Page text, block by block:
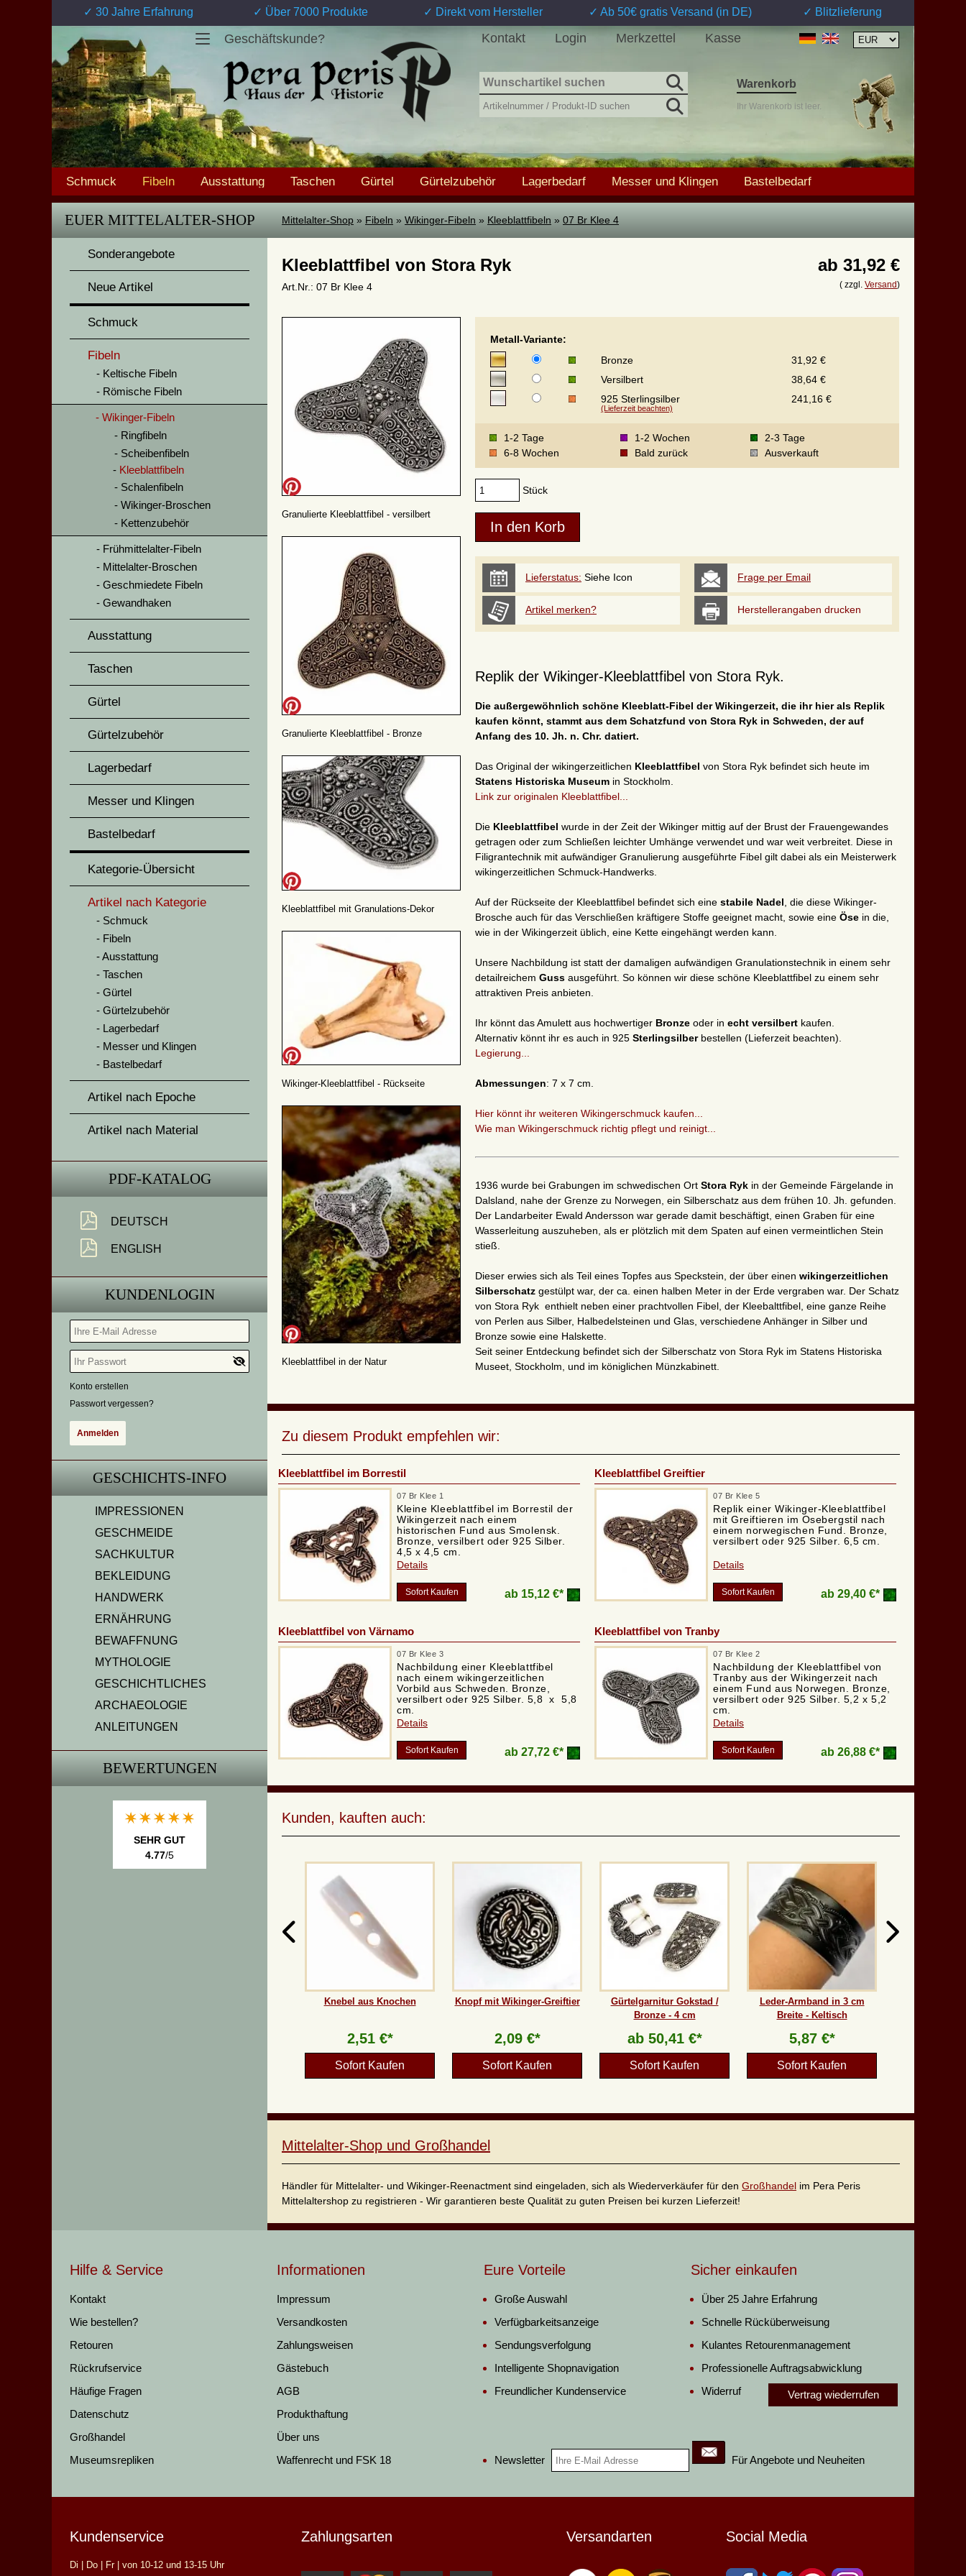
✓ 30 Jahre Erfahrung ✓ Über 7000 Produkte ✓ Direkt vom Hersteller ✓ Ab 50€ gratis Versand (in DE) ✓ Blitzlieferung
Geschäftskunde? Kontakt Login Merkzettel Kasse
Schmuck Fibeln Ausstattung Taschen Gürtel Gürtelzubehör Lagerbedarf Messer und Klingen Bastelbedarf
Warenkorb
Ihr Warenkorb ist leer.
EUER MITTELALTER-SHOP
Sonderangebote
Neue Artikel
Schmuck
Fibeln
Keltische Fibeln
Römische Fibeln
Wikinger-Fibeln
Ringfibeln
Scheibenfibeln
Kleeblattfibeln
Schalenfibeln
Wikinger-Broschen
Kettenzubehör
Frühmittelalter-Fibeln
Mittelalter-Broschen
Geschmiedete Fibeln
Gewandhaken
Ausstattung
Taschen
Gürtel
Gürtelzubehör
Lagerbedarf
Messer und Klingen
Bastelbedarf
Kategorie-Übersicht
Artikel nach Kategorie
Schmuck
Fibeln
Ausstattung
Taschen
Gürtel
Gürtelzubehör
Lagerbedarf
Messer und Klingen
Bastelbedarf
Artikel nach Epoche
Artikel nach Material
PDF-KATALOG
DEUTSCH
ENGLISH
KUNDENLOGIN
Konto erstellen
Passwort vergessen?
GESCHICHTS-INFO
IMPRESSIONEN
GESCHMEIDE
SACHKULTUR
BEKLEIDUNG
HANDWERK
ERNÄHRUNG
BEWAFFNUNG
MYTHOLOGIE
GESCHICHTLICHES
ARCHAEOLOGIE
ANLEITUNGEN
BEWERTUNGEN
SEHR GUT
4.77/5
Mittelalter-Shop » Fibeln » Wikinger-Fibeln » Kleeblattfibeln » 07 Br Klee 4
Kleeblattfibel von Stora Ryk
Art.Nr.: 07 Br Klee 4
ab 31,92 €
( zzgl. Versand)
Granulierte Kleeblattfibel - versilbert
Granulierte Kleeblattfibel - Bronze
Kleeblattfibel mit Granulations-Dekor
Wikinger-Kleeblattfibel - Rückseite
Kleeblattfibel in der Natur
Metall-Variante:
Bronze
31,92 €
Versilbert
38,64 €
925 Sterlingsilber
(Lieferzeit beachten)
241,16 €
1-2 Tage 1-2 Wochen
2-3 Tage
6-8 Wochen
Bald zurück Ausverkauft
Stück
Lieferstatus: Siehe Icon Frage per Email
Artikel merken? Herstellerangaben drucken
Replik der Wikinger-Kleeblattfibel von Stora Ryk.
Die außergewöhnlich schöne Kleeblatt-Fibel der Wikingerzeit, die ihr hier als Replik
kaufen könnt, stammt aus dem Schatzfund von Stora Ryk in Schweden, der auf
Anfang des 10. Jh. n. Chr. datiert.
Das Original der wikingerzeitlichen Kleeblattfibel von Stora Ryk befindet sich heute im
Statens Historiska Museum in Stockholm.
Link zur originalen Kleeblattfibel...
Die Kleeblattfibel wurde in der Zeit der Wikinger mittig auf der Brust der Frauengewandes
getragen oder zum Schließen leichter Umhänge verwendet und war weit verbreitet. Diese in
Filigrantechnik mit aufwändiger Granulierung ausgeführte Fibel gilt dabei als ein Meisterwerk
wikingerzeitlichen Schmuck-Handwerks.
Auf der Rückseite der Kleeblattfibel befindet sich eine stabile Nadel , die diese Wikinger-
Brosche auch für das Verschließen kräftigere Stoffe geeignet macht, sowie eine Öse in die,
wie in der Wikingerzeit üblich, eine Kette eingehängt werden kann.
Unsere Nachbildung ist statt der damaligen aufwändigen Granulationstechnik in einem sehr
detailreichem Guss ausgeführt. So können wir diese schöne Kleeblattfibel zu einem sehr
attraktiven Preis anbieten.
Ihr könnt das Amulett aus hochwertiger Bronze oder in echt versilbert kaufen.
Alternativ könnt ihr es auch in 925 Sterlingsilberbestellen (Lieferzeit beachten).
Legierung...
Abmessungen: 7 x 7 cm.
Hier könnt ihr weiteren Wikingerschmuck kaufen...
Wie man Wikingerschmuck richtig pflegt und reinigt...
1936 wurde bei Grabungen im schwedischen Ort Stora Ryk in der Gemeinde Färgelande in
Dalsland, nahe der Grenze zu Norwegen, ein Silberschatz aus dem frühen 10. Jh. gefunden.
Der Landarbeiter Ewald Andersson war gerade damit beschäftigt, einen Graben für eine
Wasserleitung auszuheben, als er plötzlich mit dem Spaten auf einen vermeintlichen Stein
stieß.
Dieser erwies sich als Teil eines Topfes aus Speckstein, der über einen wikingerzeitlichen
Silberschatz gestülpt war, der ca. einen halben Meter in der Erde vergraben war. Der Schatz
von Stora Ryk enthielt neben einer prachtvollen Fibel, der Kleebalttfibel, eine ganze Reihe
von Perlen aus Silber, Halbedelsteinen und Glas, verschiedene Anhänger in Silber und
Bronze sowie eine Halskette.
Seit seiner Entdeckung befindet sich der Silberschatz von Stora Ryk im Statens Historiska
Museet, Stockholm, und im königlichen Münzkabinett.
Zu diesem Produkt empfehlen wir:
Kleeblattfibel im Borrestil
07 Br Klee 1
Kleine Kleeblattfibel im Borrestil der
Wikingerzeit nach einem
historischen Fund aus Smolensk.
Bronze, versilbert oder 925 Silber.
4,5 x 4,5 cm.
Details
Sofort Kaufen ab 15,12 €*
Kleeblattfibel Greiftier
07 Br Klee 5
Replik einer Wikinger-Kleeblattfibel
mit Greiftieren im Osebergstil nach
einem norwegischen Fund. Bronze,
versilbert oder 925 Silber. 6,5 cm.
Details
Sofort Kaufen ab 29,40 €*
Kleeblattfibel von Värnamo
07 Br Klee 3
Nachbildung einer Kleeblattfibel
nach einem wikingerzeitlichen
Vorbild aus Schweden. Bronze,
versilbert oder 925 Silber. 5,8 x 5,8
cm.
Details
Sofort Kaufen ab 27,72 €*
Kleeblattfibel von Tranby
07 Br Klee 2
Nachbildung der Kleeblattfibel von
Tranby aus der Wikingerzeit nach
einem Fund aus Norwegen. Bronze,
versilbert oder 925 Silber. 5,2 x 5,2
cm.
Details
Sofort Kaufen ab 26,88 €*
Kunden, kauften auch:
Knebel aus Knochen
2,51 €*
Sofort Kaufen
Knopf mit Wikinger-Greiftier
2,09 €*
Sofort Kaufen
Gürtelgarnitur Gokstad /
Bronze - 4 cm
ab 50,41 €*
Sofort Kaufen
Leder-Armband in 3 cm
Breite - Keltisch
5,87 €*
Sofort Kaufen
Mittelalter-Shop und Großhandel
Händler für Mittelalter- und Wikinger-Reenactment sind eingeladen, sich als Wiederverkäufer für den Großhandel im Pera Peris
Mittelaltershop zu registrieren - Wir garantieren beste Qualität zu guten Preisen bei kurzen Lieferzeit!
Hilfe & Service
Kontakt
Wie bestellen?
Retouren
Rückrufservice
Häufige Fragen
Datenschutz
Großhandel
Museumsrepliken
Informationen
Impressum
Versandkosten
Zahlungsweisen
Gästebuch
AGB
Produkthaftung
Über uns
Waffenrecht und FSK 18
Eure Vorteile
Große Auswahl
Verfügbarkeitsanzeige
Sendungsverfolgung
Intelligente Shopnavigation
Freundlicher Kundenservice
Newsletter Für Angebote und Neuheiten
Sicher einkaufen
Über 25 Jahre Erfahrung
Schnelle Rücküberweisung
Kulantes Retourenmanagement
Professionelle Auftragsabwicklung
Widerruf
Vertrag wiederrufen
Kundenservice
Di | Do | Fr | von 10-12 und 13-15 Uhr
Zahlungsarten Versandarten Social Media